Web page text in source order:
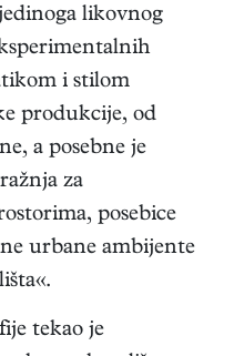
likovnog
i stilom
produkcije, od
a posebne je
za
posebice
urbane ambijente
tekao je